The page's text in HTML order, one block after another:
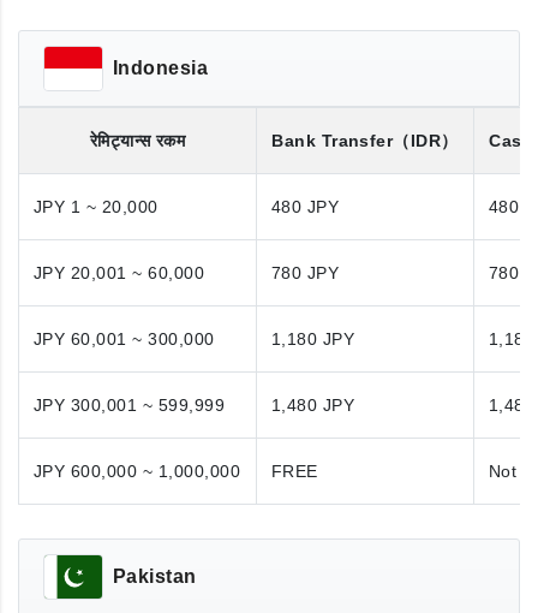
Indonesia
रेमिट्यान्स रकम Bank Transfer（IDR）
JPY 1 ~ 20,000 480 JPY 480
JPY 20,001 ~ 60,000 780 JPY 780
JPY 60,001 ~ 300,000 1,180 JPY
JPY 300,001 ~ 599,999 1,480 JPY
JPY 600,000 ~ 1,000,000 FREE Not
Pakistan